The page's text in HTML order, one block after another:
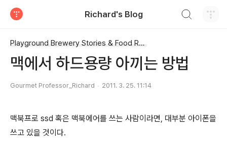
Richard's Blog
Playground Brewery Stories & Food Review
맥에서 하드용량 아끼는 방법
Gourmet Professor_Richard 2011. 3. 25. 11:14
맥북프로 ssd 혹은 맥북에어를 쓰는 사람이라면, 대부분 아이폰을
쓰고 있을 것이다.